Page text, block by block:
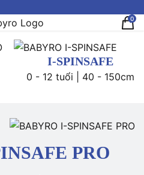
0
I-SPINSAFE
0 - 12 tuổi | 40 - 150cm
PRO